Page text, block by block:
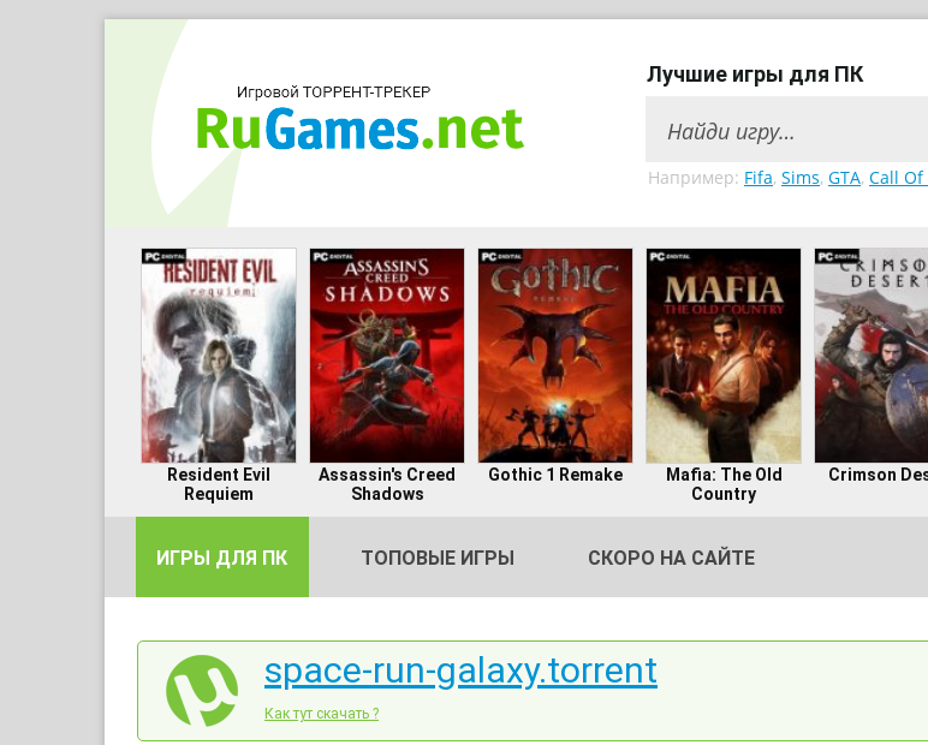
Лучшие игры для ПК
Например: Fifa, Sims, GTA, Call
Resident Evil
Requiem
Assassin's Creed
Shadows
Gothic 1 Remake
Mafia: The Old
Country
Crimson
ИГРЫ ДЛЯ ПК ТОПОВЫЕ ИГРЫ СКОРО НА САЙТЕ
space-run-galaxy.torrent
Как тут скачать ?